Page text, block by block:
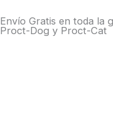
al
contenido
Envío Gratis en toda la
Proct-Dog y Proct-Cat